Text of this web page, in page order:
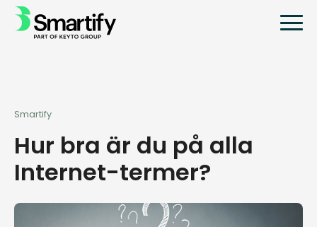
Smartify
Hur bra är du på alla
Internet-termer?